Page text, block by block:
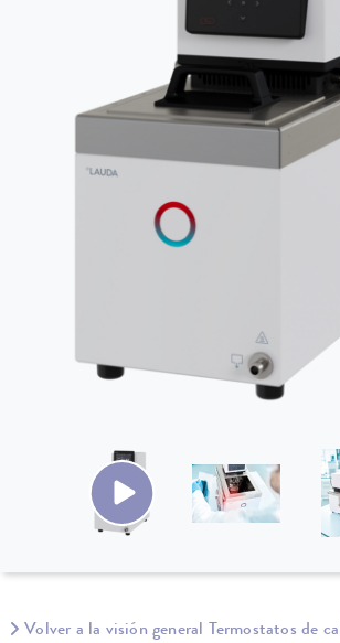
Volver a la visión general Termostatos de